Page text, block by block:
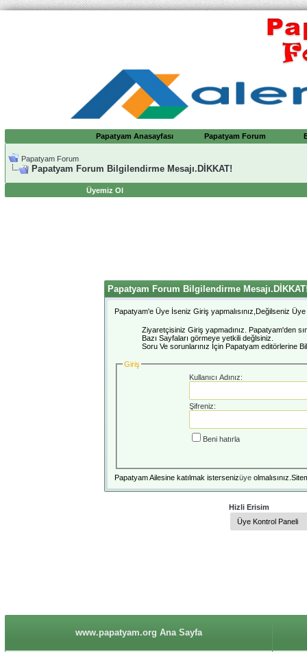
Papatyam Anasayfası Papatyam Forum
Papatyam Forum
Papatyam Forum Bilgilendirme Mesajı.DİKKAT!
Üyemiz Ol
Papatyam Forum Bilgilendirme
Papatyam'e Üye İseniz Giriş yapmalısınız,Değilseniz Üye
Ziyaretçisiniz Giriş yapmadınız. Papatyam'den
Bazı Sayfaları görmeye yetkili değlsiniz.
Soru Ve sorunlarınız İçin Papatyam editörlerine
Giriş
Kullanıcı Adınız:
Şifreniz:
Beni hatırla
Papatyam Ailesine katılmak istersenizüye
Hizli Erisim
www.papatyam.org Ana Sayfa